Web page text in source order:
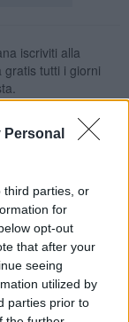
Personal
third parties, or
for
opt-out
that after your
seeing
utilized by
parties prior to
iscriviti alla
gratis tutti i giorni